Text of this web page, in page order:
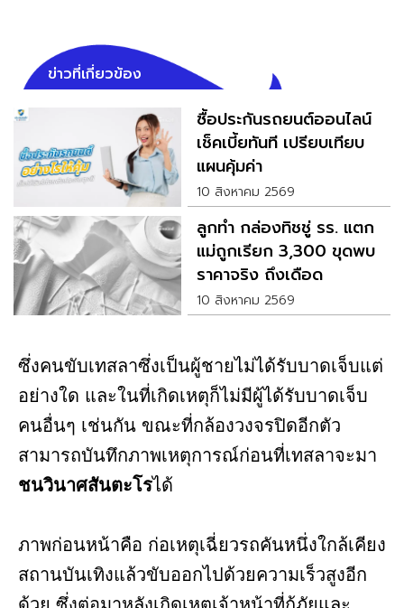
ข่าวที่เกี่ยวข้อง
ซื้อประกันรถยนต์ออนไลน์
เช็คเบี้ยทันที เปรียบเทียบ
แผนคุ้มค่า
10 สิงหาคม 2569
ลูกทำ กล่องทิชชู่ รร. แตก
แม่ถูกเรียก 3,300 ขุดพบ
ราคาจริง ถึงเดือด
10 สิงหาคม 2569
ซึ่งคนขับเทสลาซึ่งเป็นผู้ชายไม่ได้รับบาดเจ็บแต่
อย่างใด และในที่เกิดเหตุก็ไม่มีผู้ได้รับบาดเจ็บ
คนอื่นๆ เช่นกัน ขณะที่กล้องวงจรปิดอีกตัว
สามารถบันทึกภาพเหตุการณ์ก่อนที่เทสลาจะมา
ชนวินาศสันตะโรได้
ภาพก่อนหน้าคือ ก่อเหตุเฉี่ยวรถคันหนึ่งใกล้เคียง
สถานบันเทิงแล้วขับออกไปด้วยความเร็วสูงอีก